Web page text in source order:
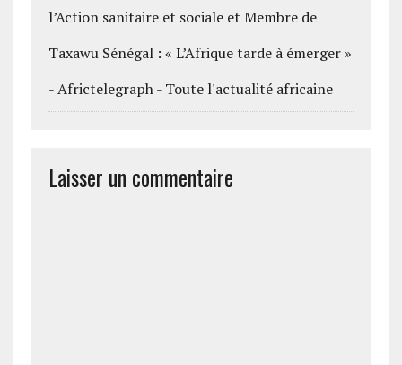
l’Action sanitaire et sociale et Membre de
Taxawu Sénégal : « L’Afrique tarde à émerger »
- Africtelegraph - Toute l'actualité africaine
Laisser un commentaire